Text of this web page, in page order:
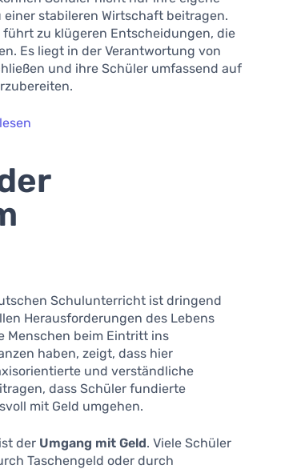
stabileren Wirtschaft beitragen.
zu klügeren Entscheidungen, die
Es liegt in der Verantwortung von
und ihre Schüler umfassend auf
Schulunterricht ist dringend
Herausforderungen des Lebens
Menschen beim Eintritt ins
haben, zeigt, dass hier
und verständliche
dass Schüler fundierte
mit Geld umgehen.
der Umgang mit Geld. Viele Schüler
Taschengeld oder durch